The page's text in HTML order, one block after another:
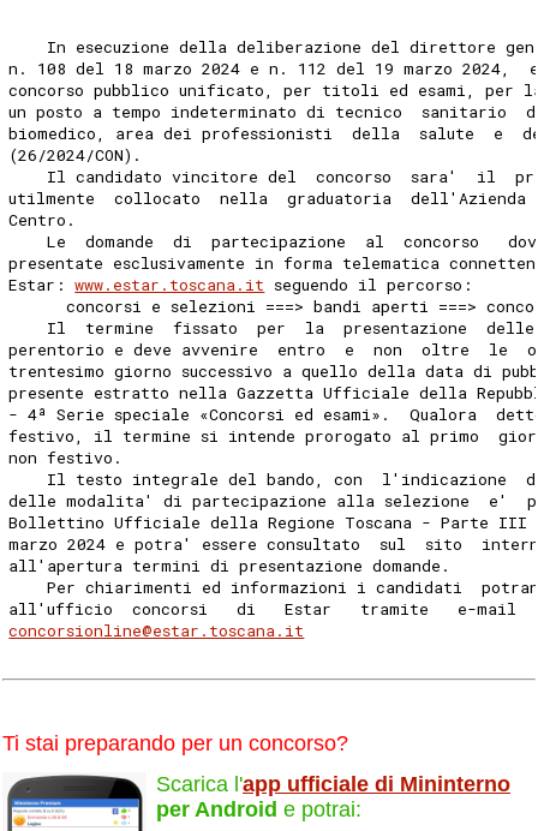
In esecuzione della deliberazione del direttore
n. 108 del 18 marzo 2024 e n. 112 del 19 marzo 2024,
concorso pubblico unificato, per titoli ed esami, per
un posto a tempo indeterminato di tecnico  sanitario
biomedico, area dei professionisti  della  salute  e
(26/2024/CON).
Il candidato vincitore del  concorso  sara'  il
utilmente  collocato  nella  graduatoria  dell'Azienda
Centro.
Le  domande  di  partecipazione  al  concorso
presentate esclusivamente in forma telematica
Estar: www.estar.toscana.it seguendo il percorso:
concorsi e selezioni ===> bandi aperti ===>
Il  termine  fissato  per  la  presentazione
perentorio e deve avvenire  entro  e  non  oltre  le
trentesimo giorno successivo a quello della data di
presente estratto nella Gazzetta Ufficiale della
- 4ª Serie speciale «Concorsi ed esami».  Qualora
festivo, il termine si intende prorogato al primo
non festivo.
Il testo integrale del bando, con  l'indicazione
delle modalita' di partecipazione alla selezione  e'
Bollettino Ufficiale della Regione Toscana - Parte
marzo 2024 e potra' essere consultato  sul  sito
all'apertura termini di presentazione domande.
Per chiarimenti ed informazioni i candidati
all'ufficio  concorsi   di   Estar   tramite   e-mail
concorsionline@estar.toscana.it
Ti stai preparando per un concorso?
Scarica l'app ufficiale di Mininterno
per Android e potrai: